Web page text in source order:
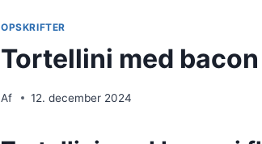
OPSKRIFTER
Tortellini med
Af 12. december 2024